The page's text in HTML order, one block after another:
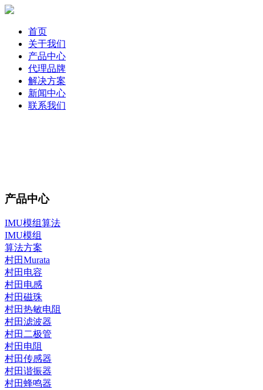
首页
关于我们
产品中心
代理品牌
解决方案
新闻中心
联系我们
产品中心
IMU模组算法
IMU模组
算法方案
村田Murata
村田电容
村田电感
村田磁珠
村田热敏电阻
村田滤波器
村田二极管
村田电阻
村田传感器
村田谐振器
村田蜂鸣器